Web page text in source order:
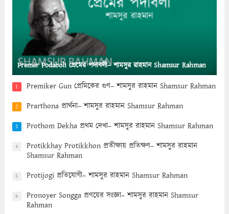
Premer Podaboli প্রেমের পদাবলী– শামসুর রাহমান Shamsur Rahman
1 Premiker Gun প্রেমিকের গুণ– শামসুর রাহমান Shamsur Rahman
2 Prarthona প্রার্থনা– শামসুর রাহমান Shamsur Rahman
3 Prothom Dekha প্রথম দেখা– শামসুর রাহমান Shamsur Rahman
4
Protikkhay Protikkhon প্রতীক্ষায় প্রতিক্ষণ– শামসুর রাহমান
Shamsur Rahman
5 Protijogi প্রতিযোগী– শামসুর রাহমান Shamsur Rahman
6
Pronoyer Songga প্রণয়ের সংজ্ঞা– শামসুর রাহমান Shamsur
Rahman